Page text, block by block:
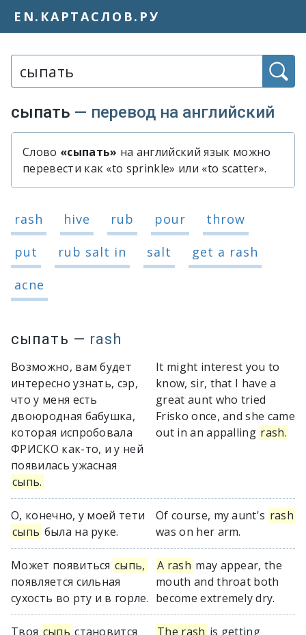
EN.КАРТАСЛОВ.РУ
сыпать — перевод на английский
Быстрый перевод слова «сыпать»
Слово «сыпать» на английский язык можно
перевести как «to sprinkle» или «to scatter».
Варианты перевода слова «сыпать»
rash hive rub pour
throw
put
rub salt in salt
get a rash
acne
сыпать — rash
Возможно, вам будет
интересно узнать, сэр,
что у меня есть
двоюродная бабушка,
которая испробовала
ФРИСКО как-то, и у ней
появилась ужасная
сыпь.
It might interest you to
know, sir, that I have a
great aunt who tried
Frisko once, and she came
out in an appalling rash.
О, конечно, у моей тети
сыпь была на руке.
Of course, my aunt's rash
was on her arm.
Может появиться сыпь,
появляется сильная
сухость во рту и в горле.
A rash may appear, the
mouth and throat both
become extremely dry.
Твоя сыпь становится
The rash is getting